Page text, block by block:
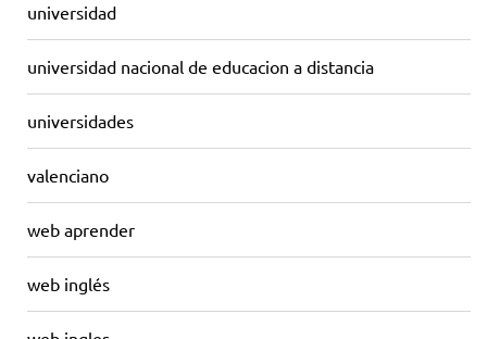
universidad
universidad nacional de educacion a distancia
universidades
valenciano
web aprender
web inglés